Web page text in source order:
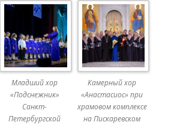
Младший хор
«Подснежник»
Санкт-
Петербургской
Камерный хор
«Анастасиос» при
храмовом комплексе
на Пискаревском